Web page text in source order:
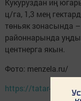
Кукуруздан иң
ц/га, 1,3 мең
төньяк зонасында
районнарында
центнерга якын.
Фото: menzela.ru/
https://tatar-